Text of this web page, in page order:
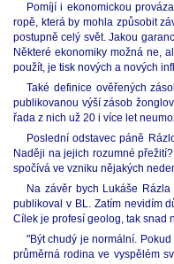
Pomíjí i ekonomickou
ropě, která by mohla způsobit
postupně celý svět. Jakou
Některé ekonomiky možná ne,
použít, je tisk nových a nových
Také definice ověřených
publikovanou výší zásob
řada z nich už 20 i více let
Poslední odstavec páně
Naději na jejich rozumné
spočívá ve vzniku nějakých
Na závěr bych Lukáše
publikoval v BL. Zatím nevidím
Cílek je profesí geolog, tak snad
"Být chudý je normální.
průměrná rodina ve vyspělém